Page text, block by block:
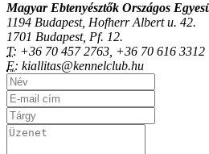
Magyar Ebtenyésztők Országos
1194 Budapest, Hofherr Albert u. 42.
1701 Budapest, Pf. 12.
T: +36 70 457 2763, +36 70 616 3312
E: kiallitas@kennelclub.hu